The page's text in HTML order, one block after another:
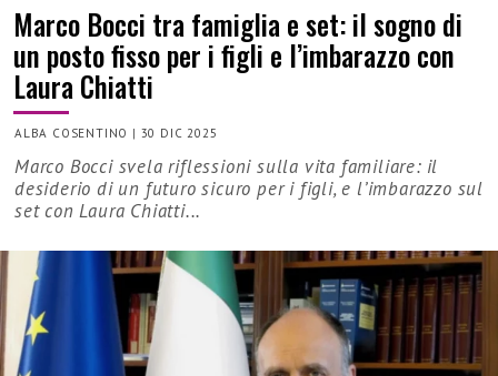
Marco Bocci tra famiglia e set: il sogno di
un posto fisso per i figli e l’imbarazzo con
Laura Chiatti
ALBA COSENTINO | 30 DIC 2025
Marco Bocci svela riflessioni sulla vita familiare: il
desiderio di un futuro sicuro per i figli, e l’imbarazzo sul
set con Laura Chiatti...